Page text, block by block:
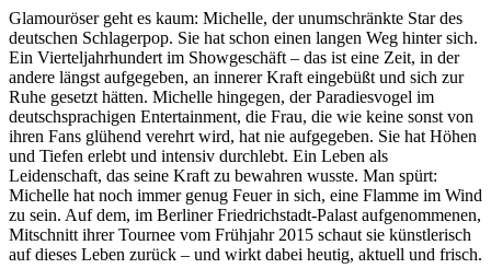
Glamouröser geht es kaum: Michelle, der unumschränkte Star des
deutschen Schlagerpop. Sie hat schon einen langen Weg hinter sich.
Ein Vierteljahrhundert im Showgeschäft – das ist eine Zeit, in der
andere längst aufgegeben, an innerer Kraft eingebüßt und sich zur
Ruhe gesetzt hätten. Michelle hingegen, der Paradiesvogel im
deutschsprachigen Entertainment, die Frau, die wie keine sonst von
ihren Fans glühend verehrt wird, hat nie aufgegeben. Sie hat Höhen
und Tiefen erlebt und intensiv durchlebt. Ein Leben als
Leidenschaft, das seine Kraft zu bewahren wusste. Man spürt:
Michelle hat noch immer genug Feuer in sich, eine Flamme im Wind
zu sein. Auf dem, im Berliner Friedrichstadt-Palast aufgenommenen,
Mitschnitt ihrer Tournee vom Frühjahr 2015 schaut sie künstlerisch
auf dieses Leben zurück – und wirkt dabei heutig, aktuell und frisch.